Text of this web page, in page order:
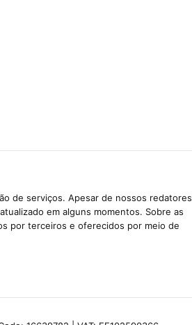
de serviços. Apesar de nossos redatores
em alguns momentos. Sobre as
por terceiros e oferecidos por meio de